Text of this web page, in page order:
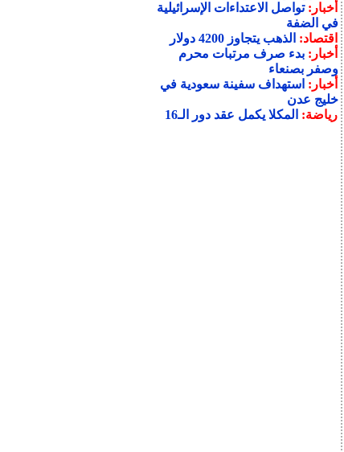
أخبار:تواصل الاعتداءات الإسرائيلية
في الضفة
اقتصاد: الذهب يتجاوز 4200 دولار
أخبار:بدء صرف مرتبات محرم
وصفر بصنعاء
أخبار: استهداف سفينة سعودية في
خليج عدن
رياضة: المكلا يكمل عقد دور الـ16